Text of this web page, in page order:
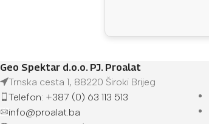
Geo Spektar d.o.o. PJ. Proalat
Trnska cesta 1, 88220 Široki Brijeg
Telefon: +387 (0) 63 113 513
info@proalat.ba